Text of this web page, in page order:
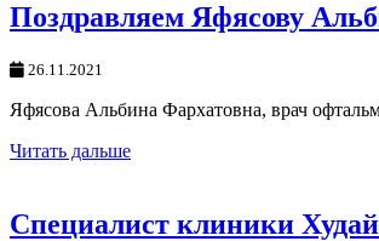
Поздравляем Яфясову
26.11.2021
Яфясова Альбина Фархатовна, врач
Читать дальше
Специалист клиники